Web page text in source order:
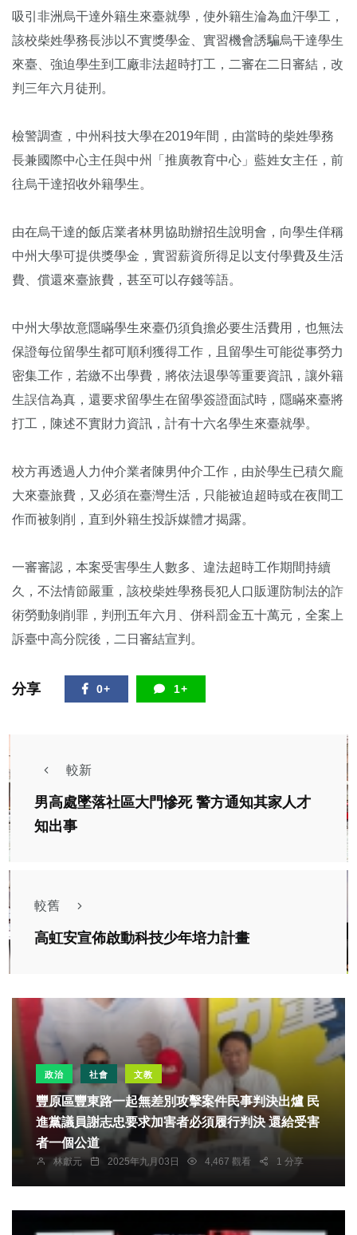
吸引非洲烏干達外籍生來臺就學，使外籍生淪為血汗學工，
該校柴姓學務長涉以不實獎學金、實習機會誘騙烏干達學生
來臺、強迫學生到工廠非法超時打工，二審在二日審結，改
判三年六月徒刑。
檢警調查，中州科技大學在2019年間，由當時的柴姓學務
長兼國際中心主任與中州「推廣教育中心」藍姓女主任，前
往烏干達招收外籍學生。
由在烏干達的飯店業者林男協助辦招生說明會，向學生佯稱
中州大學可提供獎學金，實習薪資所得足以支付學費及生活
費、償還來臺旅費，甚至可以存錢等語。
中州大學故意隱瞞學生來臺仍須負擔必要生活費用，也無法
保證每位留學生都可順利獲得工作，且留學生可能從事勞力
密集工作，若繳不出學費，將依法退學等重要資訊，讓外籍
生誤信為真，還要求留學生在留學簽證面試時，隱瞞來臺將
打工，陳述不實財力資訊，計有十六名學生來臺就學。
校方再透過人力仲介業者陳男仲介工作，由於學生已積欠龐
大來臺旅費，又必須在臺灣生活，只能被迫超時或在夜間工
作而被剝削，直到外籍生投訴媒體才揭露。
一審審認，本案受害學生人數多、違法超時工作期間持續
久，不法情節嚴重，該校柴姓學務長犯人口販運防制法的詐
術勞動剝削罪，判刑五年六月、併科罰金五十萬元，全案上
訴臺中高分院後，二日審結宣判。
分享 0+ 1+
較新
男高處墜落社區大門慘死 警方通知其家人才
知出事
較舊
高虹安宣佈啟動科技少年培力計畫
政治 社會 文教
豐原區豐東路一起無差別攻擊案件民事判決出爐 民
進黨議員謝志忠要求加害者必須履行判決 還給受害
者一個公道
林獻元 2025年九月03日 4,467 觀看 1 分享